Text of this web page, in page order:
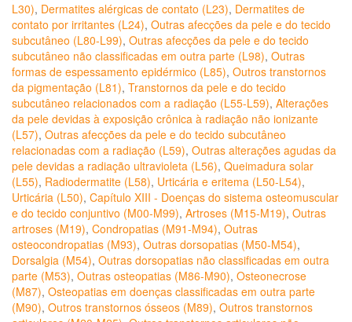
L30), Dermatites alérgicas de contato (L23), Dermatites de
contato por irritantes (L24), Outras afecções da pele e do tecido
subcutâneo (L80-L99), Outras afecções da pele e do tecido
subcutâneo não classificadas em outra parte (L98), Outras
formas de espessamento epidérmico (L85), Outros transtornos
da pigmentação (L81), Transtornos da pele e do tecido
subcutâneo relacionados com a radiação (L55-L59), Alterações
da pele devidas à exposição crônica à radiação não ionizante
(L57), Outras afecções da pele e do tecido subcutâneo
relacionadas com a radiação (L59), Outras alterações agudas da
pele devidas a radiação ultravioleta (L56), Queimadura solar
(L55), Radiodermatite (L58), Urticária e eritema (L50-L54),
Urticária (L50), Capítulo XIII - Doenças do sistema osteomuscular
e do tecido conjuntivo (M00-M99), Artroses (M15-M19), Outras
artroses (M19), Condropatias (M91-M94), Outras
osteocondropatias (M93), Outras dorsopatias (M50-M54),
Dorsalgia (M54), Outras dorsopatias não classificadas em outra
parte (M53), Outras osteopatias (M86-M90), Osteonecrose
(M87), Osteopatias em doenças classificadas em outra parte
(M90), Outros transtornos ósseos (M89), Outros transtornos